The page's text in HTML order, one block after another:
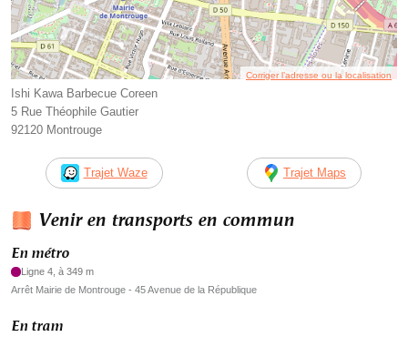
Corriger l’adresse ou la localisation
Ishi Kawa Barbecue Coreen
5 Rue Théophile Gautier
92120 Montrouge
Trajet Waze Trajet Maps
Venir en transports en commun
En métro
Ligne 4, à 349 m
Arrêt Mairie de Montrouge - 45 Avenue de la République
En tram